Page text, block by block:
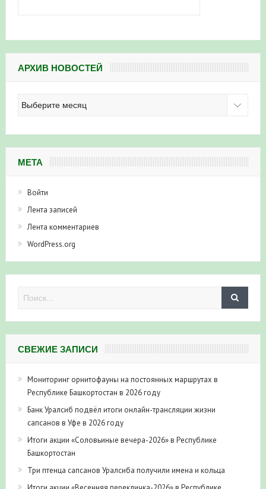
АРХИВ НОВОСТЕЙ
новостей
МЕТА
Войти
Лента записей
Лента комментариев
WordPress.org
СВЕЖИЕ ЗАПИСИ
Мониторинг орнитофауны на постоянных маршрутах в
Республике Башкортостан в 2026 году
Банк Уралсиб подвёл итоги онлайн-трансляции жизни
сапсанов в Уфе в 2026 году
Итоги акции «Соловьиные вечера-2026» в Республике
Башкортостан
Три птенца сапсанов Уралсиба получили имена и кольца